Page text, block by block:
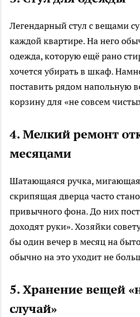
Легендарный стул с вещами
каждой квартире. На него
одежда, которую ещё рано
хочется убирать в шкаф.
поставить рядом напольную
корзину для «не совсем
4. Мелкий ремонт
месяцами
Шатающаяся ручка,
скрипящая дверца часто
привычного фона. До них
доходят руки». Хозяйки
бы один вечер в месяц на
обычно на это уходит не
5. Хранение вещей
случай»